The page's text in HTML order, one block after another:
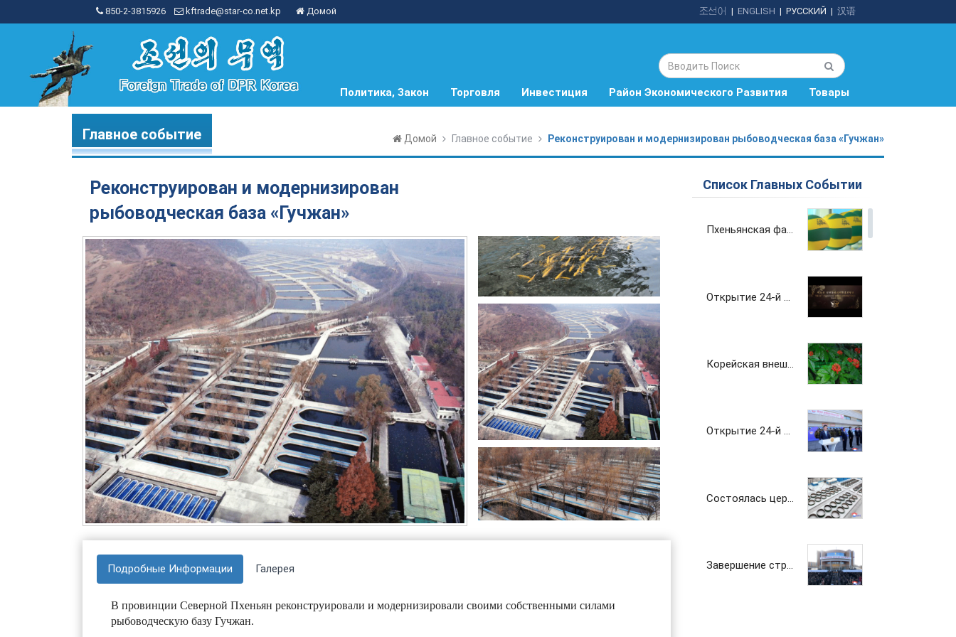
850-2-3815926 kftrade@star-co.net.kp Домой | 汉语
| РУССКИЙ
| ENGLISH
조선어
Политика, Закон Торговля Инвестиция Район Экономического Развития Товары
Главное событие Домой Главное событие Реконструирован и модернизирован рыбоводческая база «Гучжан»
Реконструирован и модернизирован
рыбоводческая база «Гучжан»
Подробные Информации Галерея
В провинции Северной Пхеньян реконструировали и модернизировали своими собственными силами
рыбоводческую базу Гучжан.
Список Главных Событии
Пхеньянская фабрика спортивного снаряжения и инвентаря вносит вклад в развитие физкультуры и спорта страны
Корейская внешнеторговая компания «Чансу»
Открытие 24-й Пхеньянской весенней международной выставки-ярмарки
Состоялась церемония ввода в строй Чикхаского рыбопитомника саженой семги
Завершение строительства Института лесоводческих наук